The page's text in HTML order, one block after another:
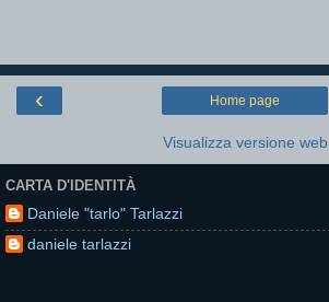
‹ Home page
Visualizza versione web
CARTA D'IDENTITÀ
Daniele "tarlo" Tarlazzi
daniele tarlazzi